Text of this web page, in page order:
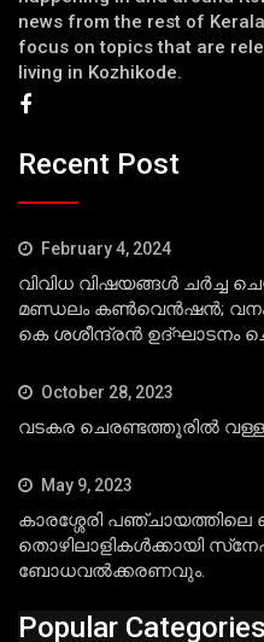
news from the rest of
focus on topics that are
living in Kozhikode.
Recent Post
February 4, 2024
വിവിധ വിഷയങ്ങള്‍ ചര്‍ച്ച
മണ്ഡലം കണ്‍വെന്‍ഷന്‍; വനം
കെ ശശീന്ദ്രന്‍ ഉദ്ഘാടനം
October 28, 2023
വടകര ചെരണ്ടത്തൂരില്‍
May 9, 2023
കാരശ്ശേരി പഞ്ചായത്തിലെ
തൊഴിലാളികള്‍ക്കായി
ബോധവല്‍ക്കരണവും.
Popular Categories